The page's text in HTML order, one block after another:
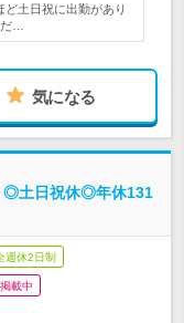
土日祝に出勤があり
…
気になる
◎土日祝休◎年休131
週休2日制
載中